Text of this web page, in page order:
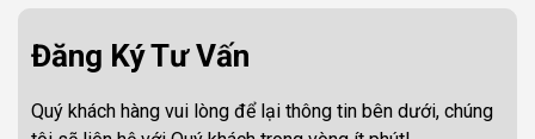
Đăng Ký Tư Vấn
Quý khách hàng vui lòng để lại thông tin bên dưới, chúng